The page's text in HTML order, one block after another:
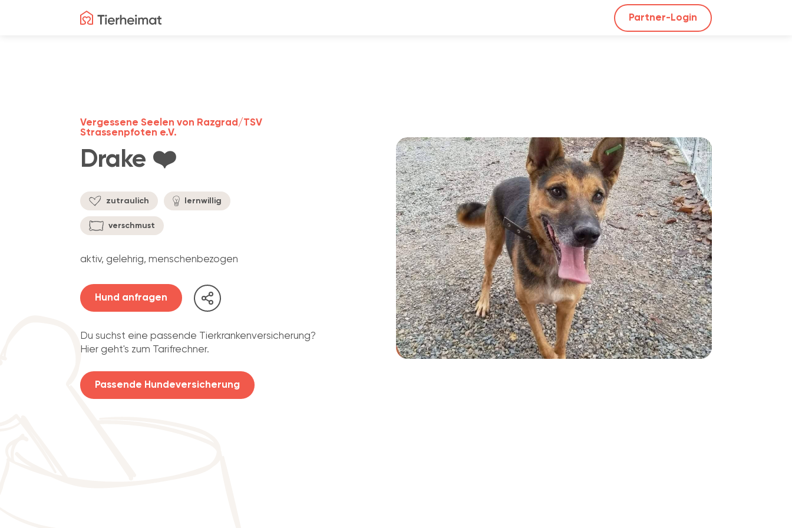
Partner-Login
Drake ❤️
Vergessene Seelen von Razgrad/TSV
Strassenpfoten e.V.
zutraulich lernwillig
verschmust
aktiv, gelehrig, menschenbezogen
Hund anfragen
Du suchst eine passende Tierkrankenversicherung?
Hier geht's zum Tarifrechner.
Passende Hundeversicherung